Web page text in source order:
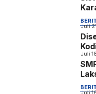
Juli
Juli
Juli